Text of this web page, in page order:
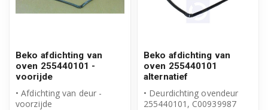
Beko afdichting van
oven 255440101 -
voorijde
• Afdichting van deur -
voorzijde
Beko afdichting van
oven 255440101
alternatief
• Deurdichting ovendeur
255440101, C00939987